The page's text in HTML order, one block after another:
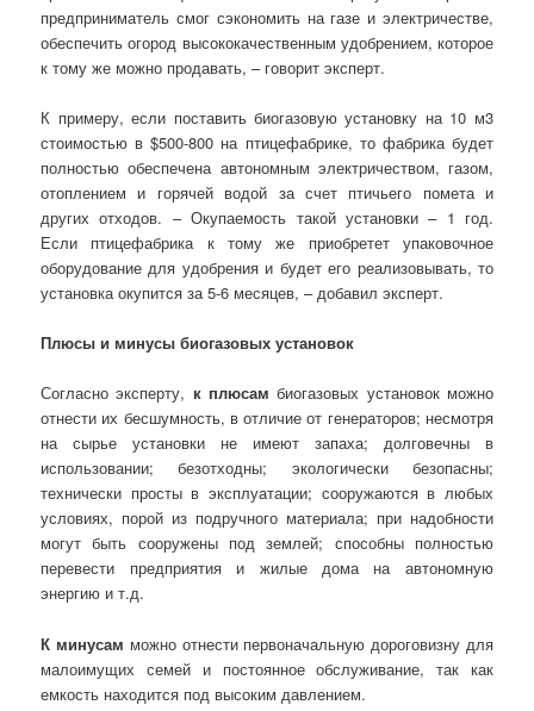
предприниматель смог сэкономить на газе и электричестве,
обеспечить огород высококачественным удобрением, которое
к тому же можно продавать, – говорит эксперт.
К примеру, если поставить биогазовую установку на 10 м3
стоимостью в $500-800 на птицефабрике, то фабрика будет
полностью обеспечена автономным электричеством, газом,
отоплением и горячей водой за счет птичьего помета и
других отходов. – Окупаемость такой установки – 1 год.
Если птицефабрика к тому же приобретет упаковочное
оборудование для удобрения и будет его реализовывать, то
установка окупится за 5-6 месяцев, – добавил эксперт.
Плюсы и минусы биогазовых установок
Согласно эксперту, к плюсам биогазовых установок можно
отнести их бесшумность, в отличие от генераторов; несмотря
на сырье установки не имеют запаха; долговечны в
использовании; безотходны; экологически безопасны;
технически просты в эксплуатации; сооружаются в любых
условиях, порой из подручного материала; при надобности
могут быть сооружены под землей; способны полностью
перевести предприятия и жилые дома на автономную
энергию и т.д.
К минусам можно отнести первоначальную дороговизну для
малоимущих семей и постоянное обслуживание, так как
емкость находится под высоким давлением.